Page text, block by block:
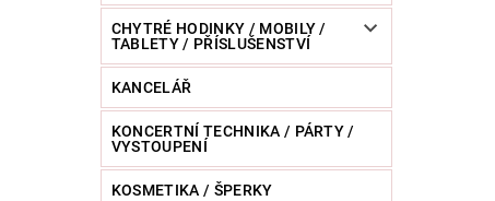
CHYTRÉ HODINKY / MOBILY /
TABLETY / PŘÍSLUŠENSTVÍ
KANCELÁŘ
KONCERTNÍ TECHNIKA / PÁRTY /
VYSTOUPENÍ
KOSMETIKA / ŠPERKY